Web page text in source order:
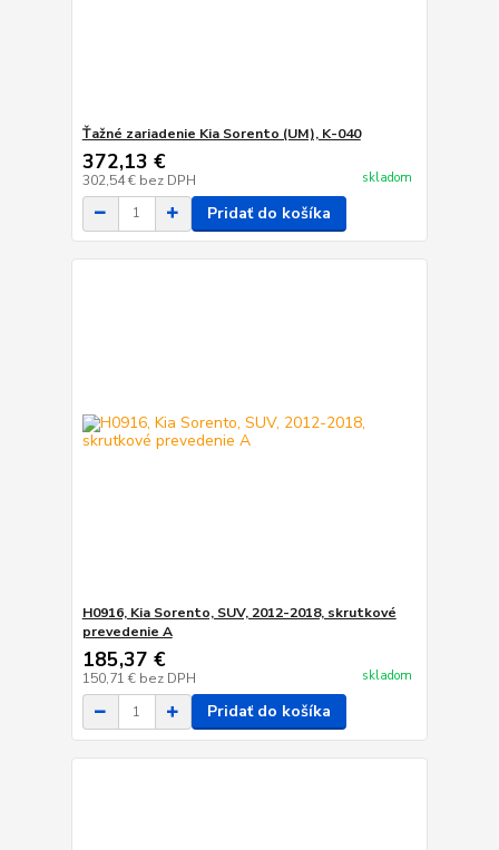
Ťažné zariadenie Kia Sorento (UM), K-040
372,13 €
302,54 € bez DPH skladom
Pridať do košíka
H0916, Kia Sorento, SUV, 2012-2018, skrutkové
prevedenie A
185,37 €
150,71 € bez DPH skladom
Pridať do košíka